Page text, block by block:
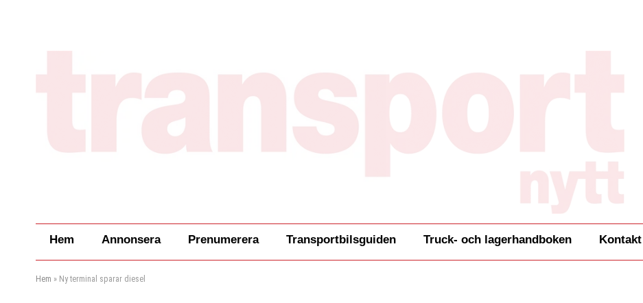
Hem Annonsera Prenumerera Transportbilsguiden Truck- och lagerhandboken Kontakt
Hem » Ny terminal sparar diesel